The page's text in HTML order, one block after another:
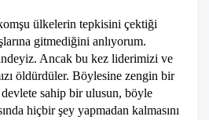
ülkelerin tepkisini çektiği
gitmediğini anlıyorum.
Ancak bu kez liderimizi ve
öldürdüler. Böylesine zengin bir
sahip bir ulusun, böyle
hiçbir şey yapmadan kalmasını